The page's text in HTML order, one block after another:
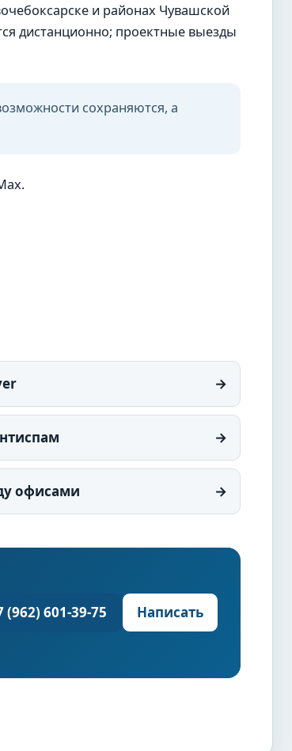
и районах Чувашской
дистанционно; проектные выезды
сохраняются, а
→
→
офисами →
(962) 601-39-75 Написать